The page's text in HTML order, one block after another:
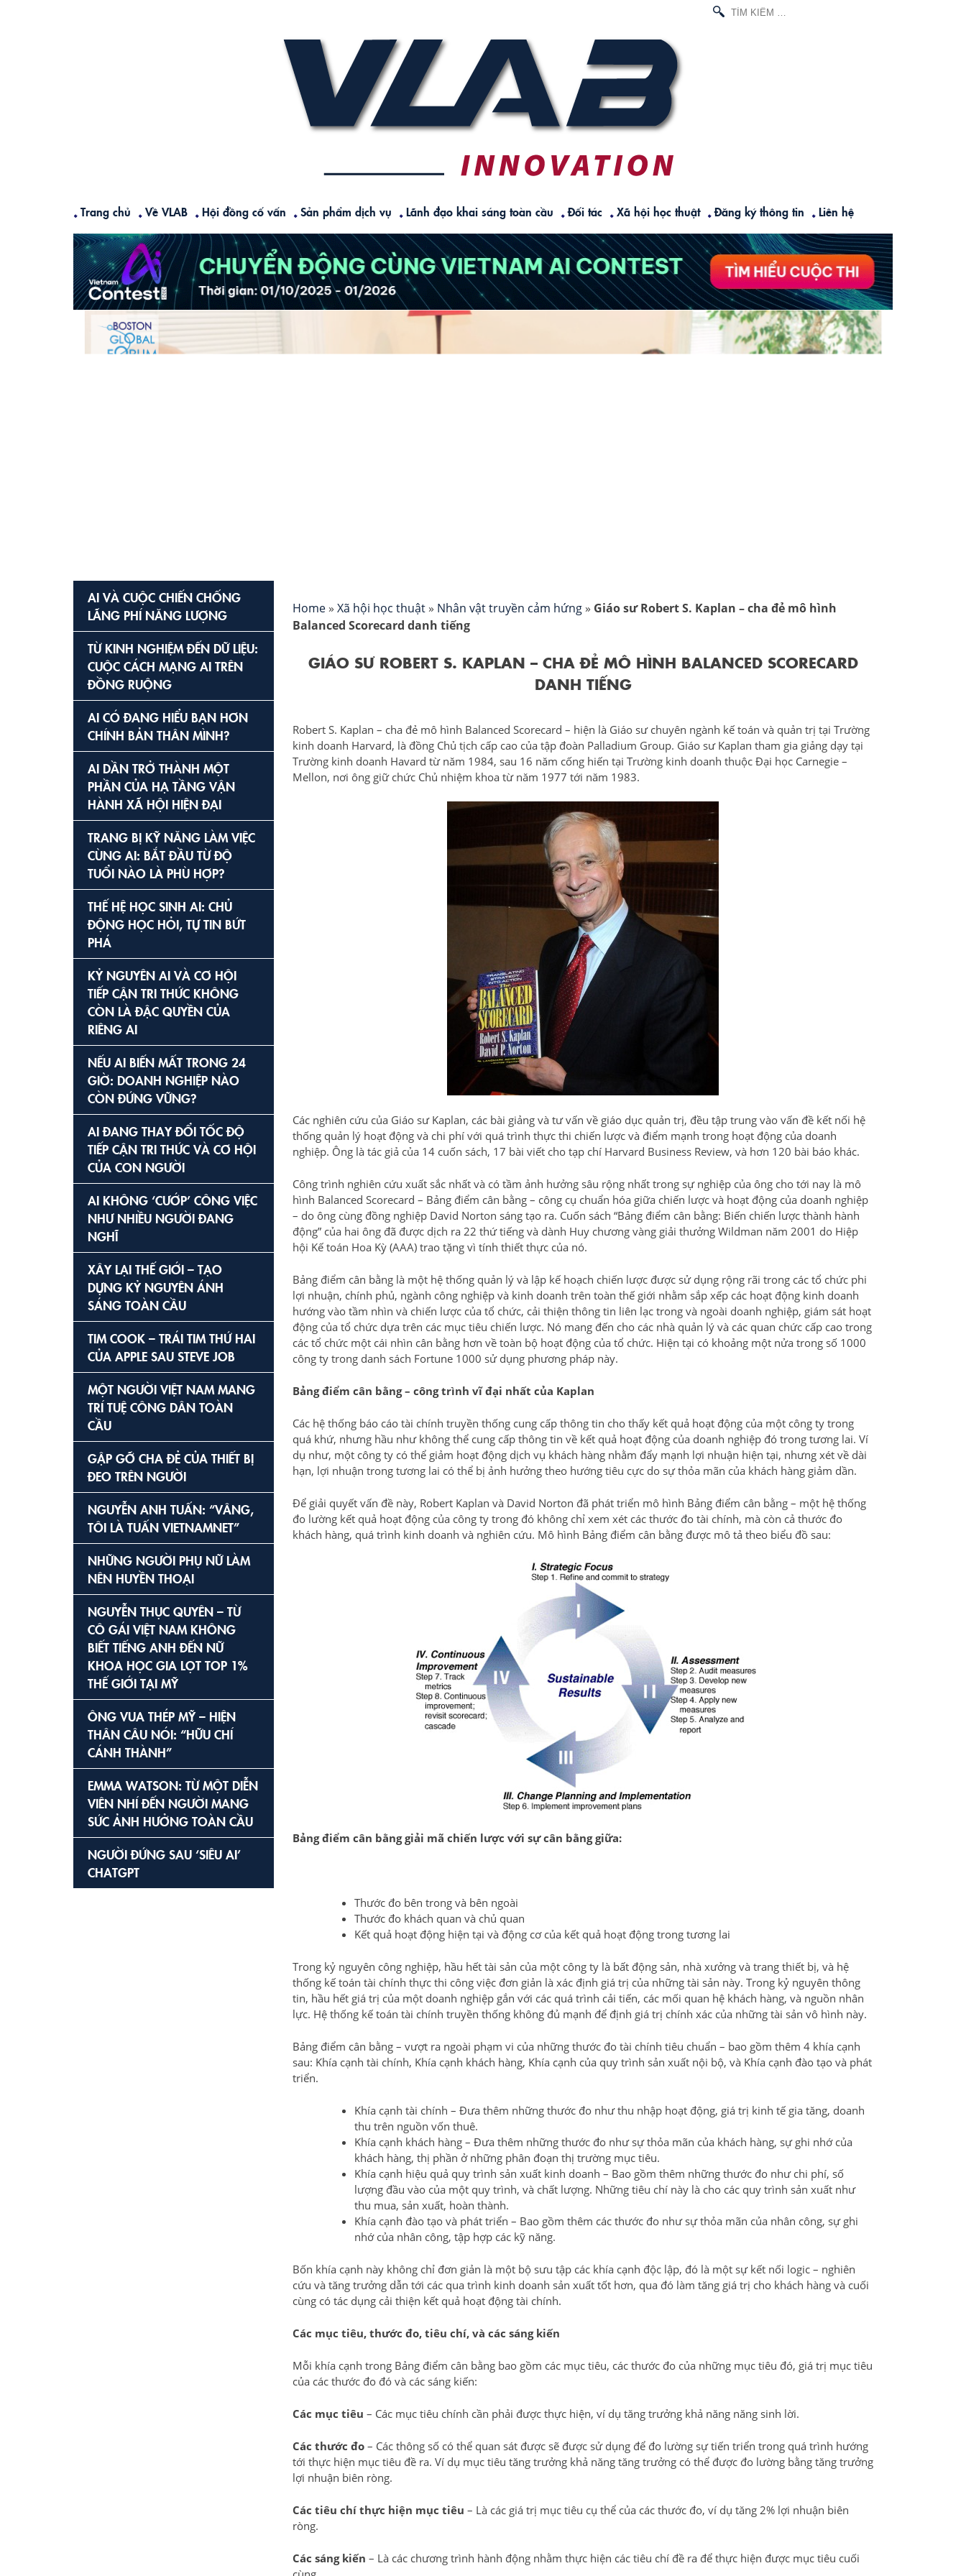
TÌM
KIẾM
Trang chủ Về VLAB Hội đồng cố vấn Sản phẩm dịch vụ Lãnh đạo khai sáng toàn cầu Đối tác Xã hội học thuật Đăng ký thông tin Liên hệ
Home» Xã hội học thuật» Nhân vật truyền cảm hứng» Giáo sư Robert S. Kaplan – cha đẻ mô hình
Balanced Scorecard danh tiếng
GIÁO SƯ ROBERT S. KAPLAN – CHA ĐẺ MÔ HÌNH BALANCED SCORECARD
DANH TIẾNG
Robert S. Kaplan – cha đẻ mô hình Balanced Scorecard – hiện là Giáo sư chuyên ngành kế toán và quản trị tại Trường
kinh doanh Harvard, là đồng Chủ tịch cấp cao của tập đoàn Palladium Group. Giáo sư Kaplan tham gia giảng dạy tại
Trường kinh doanh Havard từ năm 1984, sau 16 năm cống hiến tại Trường kinh doanh thuộc Đại học Carnegie –
Mellon, nơi ông giữ chức Chủ nhiệm khoa từ năm 1977 tới năm 1983.
Các nghiên cứu của Giáo sư Kaplan, các bài giảng và tư vấn về giáo dục quản trị, đều tập trung vào vấn đề kết nối hệ
thống quản lý hoạt động và chi phí với quá trình thực thi chiến lược và điểm mạnh trong hoạt động của doanh
nghiệp. Ông là tác giả của 14 cuốn sách, 17 bài viết cho tạp chí Harvard Business Review, và hơn 120 bài báo khác.
Công trình nghiên cứu xuất sắc nhất và có tầm ảnh hưởng sâu rộng nhất trong sự nghiệp của ông cho tới nay là mô
hình Balanced Scorecard – Bảng điểm cân bằng – công cụ chuẩn hóa giữa chiến lược và hoạt động của doanh nghiệp
– do ông cùng đồng nghiệp David Norton sáng tạo ra. Cuốn sách “Bảng điểm cân bằng: Biến chiến lược thành hành
động” của hai ông đã được dịch ra 22 thứ tiếng và dành Huy chương vàng giải thưởng Wildman năm 2001 do Hiệp
hội Kế toán Hoa Kỳ (AAA) trao tặng vì tính thiết thực của nó.
Bảng điểm cân bằng là một hệ thống quản lý và lập kế hoạch chiến lược được sử dụng rộng rãi trong các tổ chức phi
lợi nhuận, chính phủ, ngành công nghiệp và kinh doanh trên toàn thế giới nhằm sắp xếp các hoạt động kinh doanh
hướng vào tầm nhìn và chiến lược của tổ chức, cải thiện thông tin liên lạc trong và ngoài doanh nghiệp, giám sát hoạt
động của tổ chức dựa trên các mục tiêu chiến lược. Nó mang đến cho các nhà quản lý và các quan chức cấp cao trong
các tổ chức một cái nhìn cân bằng hơn về toàn bộ hoạt động của tổ chức. Hiện tại có khoảng một nửa trong số 1000
công ty trong danh sách Fortune 1000 sử dụng phương pháp này.
Bảng điểm cân bằng – công trình vĩ đại nhất của Kaplan
Các hệ thống báo cáo tài chính truyền thống cung cấp thông tin cho thấy kết quả hoạt động của một công ty trong
quá khứ, nhưng hầu như không thể cung cấp thông tin về kết quả hoạt động của doanh nghiệp đó trong tương lai. Ví
dụ như, một công ty có thể giảm hoạt động dịch vụ khách hàng nhằm đẩy mạnh lợi nhuận hiện tại, nhưng xét về dài
hạn, lợi nhuận trong tương lai có thể bị ảnh hưởng theo hướng tiêu cực do sự thỏa mãn của khách hàng giảm dần.
Để giải quyết vấn đề này, Robert Kaplan và David Norton đã phát triển mô hình Bảng điểm cân bằng – một hệ thống
đo lường kết quả hoạt động của công ty trong đó không chỉ xem xét các thước đo tài chính, mà còn cả thước đo
khách hàng, quá trình kinh doanh và nghiên cứu. Mô hình Bảng điểm cân bằng được mô tả theo biểu đồ sau:
Bảng điểm cân bằng giải mã chiến lược với sự cân bằng giữa:
Thước đo bên trong và bên ngoài
Thước đo khách quan và chủ quan
Kết quả hoạt động hiện tại và động cơ của kết quả hoạt động trong tương lai
Trong kỷ nguyên công nghiệp, hầu hết tài sản của một công ty là bất động sản, nhà xưởng và trang thiết bị, và hệ
thống kế toán tài chính thực thi công việc đơn giản là xác định giá trị của những tài sản này. Trong kỷ nguyên thông
tin, hầu hết giá trị của một doanh nghiệp gắn với các quá trình cải tiến, các mối quan hệ khách hàng, và nguồn nhân
lực. Hệ thống kế toán tài chính truyền thống không đủ mạnh để định giá trị chính xác của những tài sản vô hình này.
Bảng điểm cân bằng – vượt ra ngoài phạm vi của những thước đo tài chính tiêu chuẩn – bao gồm thêm 4 khía cạnh
sau: Khía cạnh tài chính, Khía cạnh khách hàng, Khía cạnh của quy trình sản xuất nội bộ, và Khía cạnh đào tạo và phát
triển.
Khía cạnh tài chính – Đưa thêm những thước đo như thu nhập hoạt động, giá trị kinh tế gia tăng, doanh
thu trên nguồn vốn thuê.
Khía cạnh khách hàng – Đưa thêm những thước đo như sự thỏa mãn của khách hàng, sự ghi nhớ của
khách hàng, thị phần ở những phân đoạn thị trường mục tiêu.
Khía cạnh hiệu quả quy trình sản xuất kinh doanh – Bao gồm thêm những thước đo như chi phí, số
lượng đầu vào của một quy trình, và chất lượng. Những tiêu chí này là cho các quy trình sản xuất như
thu mua, sản xuất, hoàn thành.
Khía cạnh đào tạo và phát triển – Bao gồm thêm các thước đo như sự thỏa mãn của nhân công, sự ghi
nhớ của nhân công, tập hợp các kỹ năng.
Bốn khía cạnh này không chỉ đơn giản là một bộ sưu tập các khía cạnh độc lập, đó là một sự kết nối logic – nghiên
cứu và tăng trưởng dẫn tới các qua trình kinh doanh sản xuất tốt hơn, qua đó làm tăng giá trị cho khách hàng và cuối
cùng có tác dụng cải thiện kết quả hoạt động tài chính.
Các mục tiêu, thước đo, tiêu chí, và các sáng kiến
Mỗi khía cạnh trong Bảng điểm cân bằng bao gồm các mục tiêu, các thước đo của những mục tiêu đó, giá trị mục tiêu
của các thước đo đó và các sáng kiến:
Các mục tiêu – Các mục tiêu chính cần phải được thực hiện, ví dụ tăng trưởng khả năng năng sinh lời.
Các thước đo– Các thông số có thể quan sát được sẽ được sử dụng để đo lường sự tiến triển trong quá trình hướng
tới thực hiện mục tiêu đề ra. Ví dụ mục tiêu tăng trưởng khả năng tăng trưởng có thể được đo lường bằng tăng trưởng
lợi nhuận biên ròng.
Các tiêu chí thực hiện mục tiêu – Là các giá trị mục tiêu cụ thể của các thước đo, ví dụ tăng 2% lợi nhuận biên
ròng.
Các sáng kiến – Là các chương trình hành động nhằm thực hiện các tiêu chí đề ra để thực hiện được mục tiêu cuối
AI VÀ CUỘC CHIẾN CHỐNG
LÃNG PHÍ NĂNG LƯỢNG
TỪ KINH NGHIỆM ĐẾN DỮ LIỆU:
CUỘC CÁCH MẠNG AI TRÊN
ĐỒNG RUỘNG
AI CÓ ĐANG HIỂU BẠN HƠN
CHÍNH BẢN THÂN MÌNH?
AI DẦN TRỞ THÀNH MỘT
PHẦN CỦA HẠ TẦNG VẬN
HÀNH XÃ HỘI HIỆN ĐẠI
TRANG BỊ KỸ NĂNG LÀM VIỆC
CÙNG AI: BẮT ĐẦU TỪ ĐỘ
TUỔI NÀO LÀ PHÙ HỢP?
THẾ HỆ HỌC SINH AI: CHỦ
ĐỘNG HỌC HỎI, TỰ TIN BỨT
PHÁ
KỶ NGUYÊN AI VÀ CƠ HỘI
TIẾP CẬN TRI THỨC KHÔNG
CÒN LÀ ĐẶC QUYỀN CỦA
RIÊNG AI
NẾU AI BIẾN MẤT TRONG 24
GIỜ: DOANH NGHIỆP NÀO
CÒN ĐỨNG VỮNG?
AI ĐANG THAY ĐỔI TỐC ĐỘ
TIẾP CẬN TRI THỨC VÀ CƠ HỘI
CỦA CON NGƯỜI
AI KHÔNG ‘CƯỚP’ CÔNG VIỆC
NHƯ NHIỀU NGƯỜI ĐANG
NGHĨ
XÂY LẠI THẾ GIỚI – TẠO
DỰNG KỶ NGUYÊN ÁNH
SÁNG TOÀN CẦU
TIM COOK – TRÁI TIM THỨ HAI
CỦA APPLE SAU STEVE JOB
MỘT NGƯỜI VIỆT NAM MANG
TRÍ TUỆ CÔNG DÂN TOÀN
CẦU
GẶP GỠ CHA ĐẺ CỦA THIẾT BỊ
ĐEO TRÊN NGƯỜI
NGUYỄN ANH TUẤN: “VÂNG,
TÔI LÀ TUẤN VIETNAMNET”
NHỮNG NGƯỜI PHỤ NỮ LÀM
NÊN HUYỀN THOẠI
NGUYỄN THỤC QUYÊN – TỪ
CÔ GÁI VIỆT NAM KHÔNG
BIẾT TIẾNG ANH ĐẾN NỮ
KHOA HỌC GIA LỌT TOP 1%
THẾ GIỚI TẠI MỸ
ÔNG VUA THÉP MỸ – HIỆN
THÂN CÂU NÓI: “HỮU CHÍ
CÁNH THÀNH”
EMMA WATSON: TỪ MỘT DIỄN
VIÊN NHÍ ĐẾN NGƯỜI MANG
SỨC ẢNH HƯỞNG TOÀN CẦU
NGƯỜI ĐỨNG SAU ‘SIÊU AI’
CHATGPT